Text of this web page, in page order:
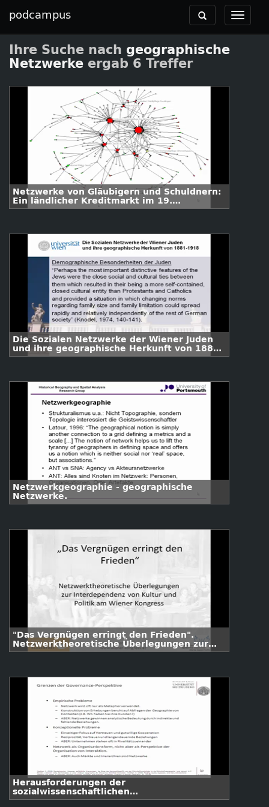
podcampus
Toggle
Toggle
navigation
Ihre Suche nach geographische
Netzwerke ergab 6 Treffer
Netzwerke von Gläubigern und Schuldnern:
Ein ländlicher Kreditmarkt im 19.
Jahrhundert.
Die Sozialen Netzwerke der Wiener Juden
und ihre geographische Herkunft von 1881-
1918.
Netzwerkgeographie - geographische
Netzwerke.
"Das Vergnügen erringt den Frieden".
Netzwerktheoretische Überlegungen zur
Interdependenz von Kultur und Politik am
Herausforderungen der
sozialwissenschaftlichen
Netzwerkforschung.